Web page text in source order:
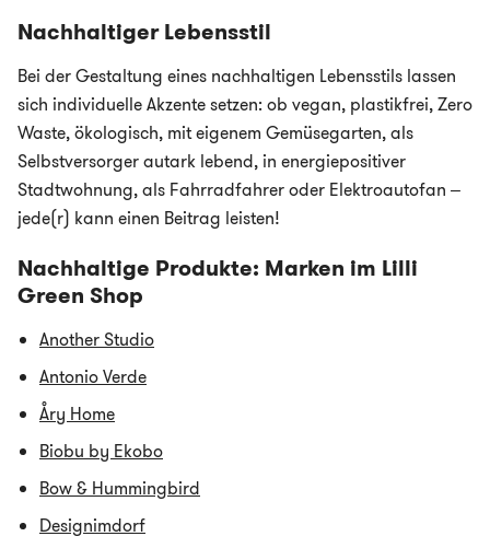
Nachhaltiger Lebensstil
Bei der Gestaltung eines nachhaltigen Lebensstils lassen
sich individuelle Akzente setzen: ob vegan, plastikfrei, Zero
Waste, ökologisch, mit eigenem Gemüsegarten, als
Selbstversorger autark lebend, in energiepositiver
Stadtwohnung, als Fahrradfahrer oder Elektroautofan –
jede(r) kann einen Beitrag leisten!
Nachhaltige Produkte: Marken im Lilli
Green Shop
Another Studio
Antonio Verde
Åry Home
Biobu by Ekobo
Bow & Hummingbird
Designimdorf